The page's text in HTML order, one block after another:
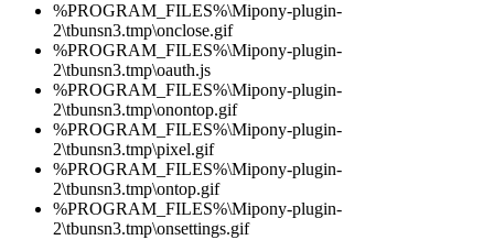
%PROGRAM_FILES%\Mipony-plugin-
2\tbunsn3.tmp\onclose.gif
%PROGRAM_FILES%\Mipony-plugin-
2\tbunsn3.tmp\oauth.js
%PROGRAM_FILES%\Mipony-plugin-
2\tbunsn3.tmp\onontop.gif
%PROGRAM_FILES%\Mipony-plugin-
2\tbunsn3.tmp\pixel.gif
%PROGRAM_FILES%\Mipony-plugin-
2\tbunsn3.tmp\ontop.gif
%PROGRAM_FILES%\Mipony-plugin-
2\tbunsn3.tmp\onsettings.gif